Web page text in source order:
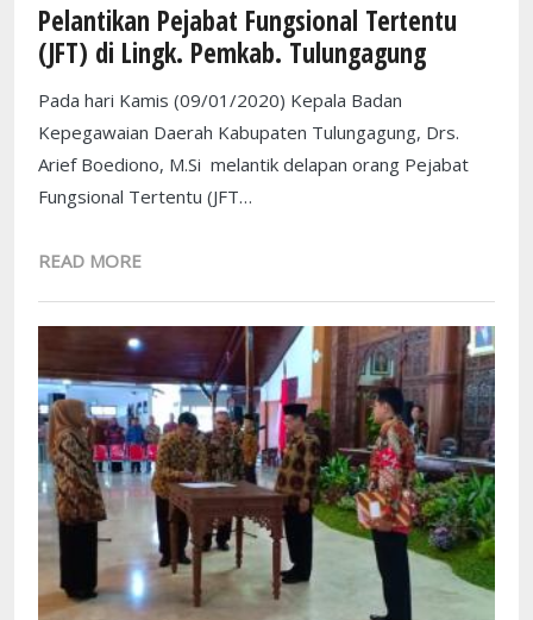
Pelantikan Pejabat Fungsional Tertentu
(JFT) di Lingk. Pemkab. Tulungagung
Pada hari Kamis (09/01/2020) Kepala Badan
Kepegawaian Daerah Kabupaten Tulungagung, Drs.
Arief Boediono, M.Si melantik delapan orang Pejabat
Fungsional Tertentu (JFT…
READ MORE